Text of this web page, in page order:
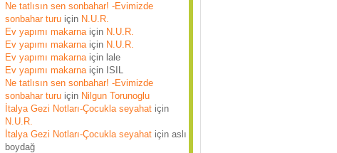
Ne tatlısın sen sonbahar! -Evimizde
sonbahar turu için N.U.R.
Ev yapımı makarnaiçin N.U.R.
Ev yapımı makarnaiçin N.U.R.
Ev yapımı makarnaiçin lale
Ev yapımı makarnaiçin ISIL
Ne tatlısın sen sonbahar! -Evimizde
sonbahar turu için Nilgun Torunoglu
İtalya Gezi Notları-Çocukla seyahat için
N.U.R.
İtalya Gezi Notları-Çocukla seyahat için aslı
boydağ